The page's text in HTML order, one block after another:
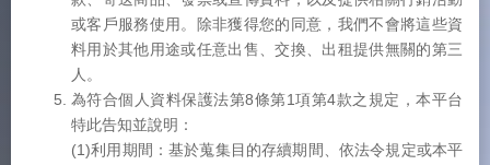
或客戶服務使用。除非獲得您的同意，我們不會將這些資
料用於其他用途或任意出售、交換、出租提供無關的第三
人。
為符合個人資料保護法第8條第1項第4款之規定，本平台
特此告知並說明：
(1)利用期間：基於蒐集目的存續期間、依法令規定或本平